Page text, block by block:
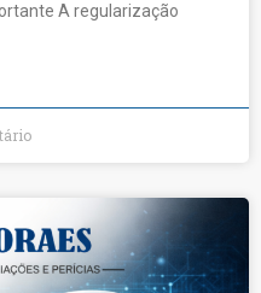
A regularização